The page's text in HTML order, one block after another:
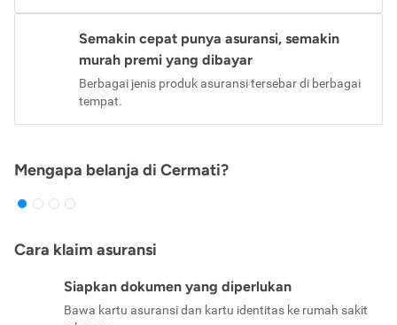
Semakin cepat punya asuransi, semakin
murah premi yang dibayar
Berbagai jenis produk asuransi tersebar di berbagai
tempat.
Mengapa belanja di Cermati?
Cara klaim asuransi
Siapkan dokumen yang diperlukan
Bawa kartu asuransi dan kartu identitas ke rumah sakit